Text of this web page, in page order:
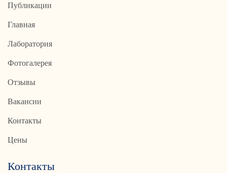
Публикации
Главная
Лаборатория
Фотогалерея
Отзывы
Вакансии
Контакты
Цены
Контакты